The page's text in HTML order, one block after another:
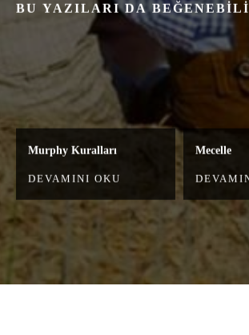
BU YAZILARI DA
Murphy Kuralları
DEVAMINI OKU
Mecelle